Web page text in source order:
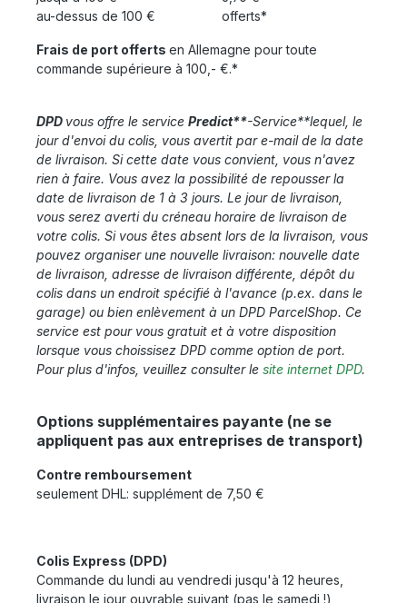
au-dessus de 100 €
offerts*
Frais de port offerts en Allemagne pour toute
commande supérieure à 100,- €.*
DPD vous offre le service Predict**-Service**lequel, le
jour d'envoi du colis, vous avertit par e-mail de la date
de livraison. Si cette date vous convient, vous n'avez
rien à faire. Vous avez la possibilité de repousser la
date de livraison de 1 à 3 jours. Le jour de livraison,
vous serez averti du créneau horaire de livraison de
votre colis. Si vous êtes absent lors de la livraison, vous
pouvez organiser une nouvelle livraison: nouvelle date
de livraison, adresse de livraison différente, dépôt du
colis dans un endroit spécifié à l'avance (p.ex. dans le
garage) ou bien enlèvement à un DPD ParcelShop. Ce
service est pour vous gratuit et à votre disposition
lorsque vous choissisez DPD comme option de port.
Pour plus d'infos, veuillez consulter le site internet DPD.
Options supplémentaires payante (ne se
appliquent pas aux entreprises de transport)
Contre remboursement
seulement DHL: supplément de 7,50 €
Colis Express (DPD)
Commande du lundi au vendredi jusqu'à 12 heures,
livraison le jour ouvrable suivant (pas le samedi !)